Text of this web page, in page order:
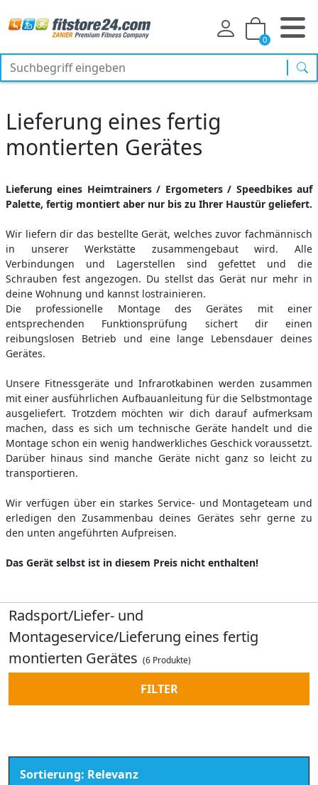
0
Lieferung eines fertig
montierten Gerätes
Lieferung eines Heimtrainers / Ergometers / Speedbikes auf
Palette, fertig montiert aber nur bis zu Ihrer Haustür geliefert.
Wir liefern dir das bestellte Gerät, welches zuvor fachmännisch
in unserer Werkstätte zusammengebaut wird. Alle
Verbindungen und Lagerstellen sind gefettet und die
Schrauben fest angezogen. Du stellst das Gerät nur mehr in
deine Wohnung und kannst lostrainieren.
Die professionelle Montage des Gerätes mit einer
entsprechenden Funktionsprüfung sichert dir einen
reibungslosen Betrieb und eine lange Lebensdauer deines
Gerätes.
Unsere Fitnessgeräte und Infrarotkabinen werden zusammen
mit einer ausführlichen Aufbauanleitung für die Selbstmontage
ausgeliefert. Trotzdem möchten wir dich darauf aufmerksam
machen, dass es sich um technische Geräte handelt und die
Montage schon ein wenig handwerkliches Geschick voraussetzt.
Darüber hinaus sind manche Geräte nicht ganz so leicht zu
transportieren.
Wir verfügen über ein starkes Service- und Montageteam und
erledigen den Zusammenbau deines Gerätes sehr gerne zu
den unten angeführten Aufpreisen.
Das Gerät selbst ist in diesem Preis nicht enthalten!
Radsport/Liefer- und
Montageservice/Lieferung eines fertig
montierten Gerätes (6 Produkte)
FILTER